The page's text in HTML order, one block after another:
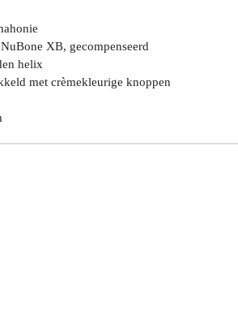
XB, gecompenseerd
helix
met crèmekleurige knoppen